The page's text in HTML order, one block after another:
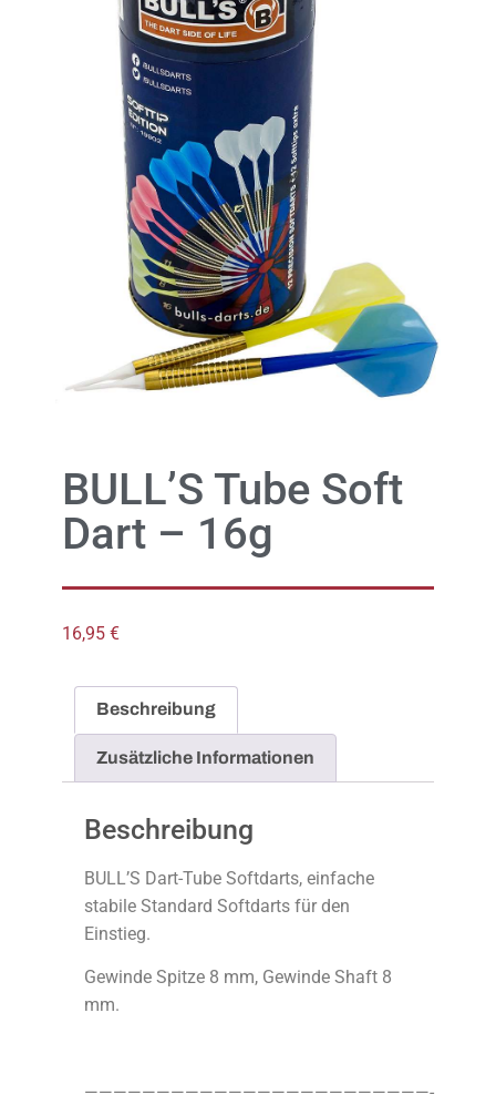
BULL’S Tube Soft
Dart – 16g
16,95 €
Beschreibung
Zusätzliche Informationen
Beschreibung
BULL’S Dart-Tube Softdarts, einfache
stabile Standard Softdarts für den
Einstieg.
Gewinde Spitze 8 mm, Gewinde Shaft 8
mm.
————————————————————————-